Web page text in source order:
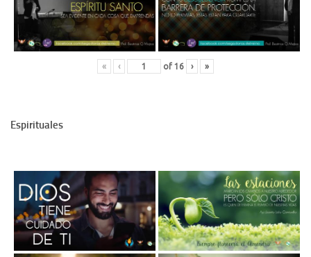
« ‹ of 16 › »
Espirituales